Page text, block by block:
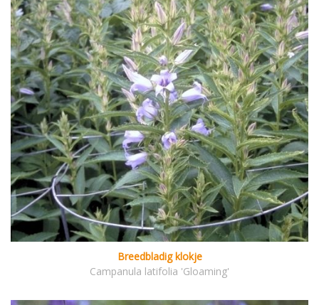
Breedbladig klokje
Campanula latifolia 'Gloaming'